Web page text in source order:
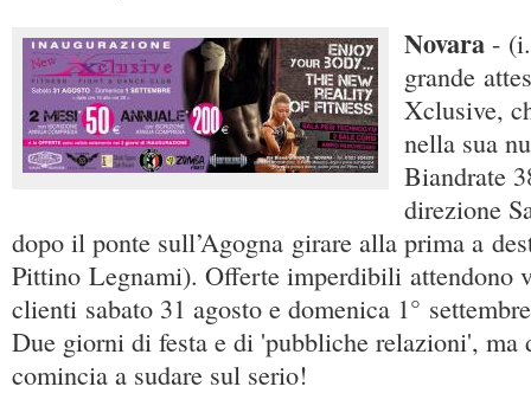
Novara -
grande
Xclusive,
nella sua
Biandrate
direzione
dopo il ponte sull’Agogna girare alla prima a
Pittino Legnami). Offerte imperdibili attendono
clienti sabato 31 agosto e domenica 1°
Due giorni di festa e di 'pubbliche relazioni', ma
comincia a sudare sul serio!